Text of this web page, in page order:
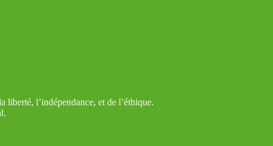
liberté, l’indépendance, et de l’éthique.